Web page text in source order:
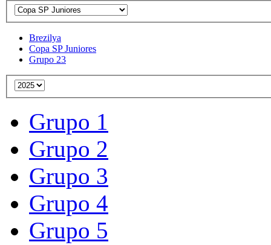
Brezilya
Copa SP Juniores
Grupo 23
Grupo 1
Grupo 2
Grupo 3
Grupo 4
Grupo 5